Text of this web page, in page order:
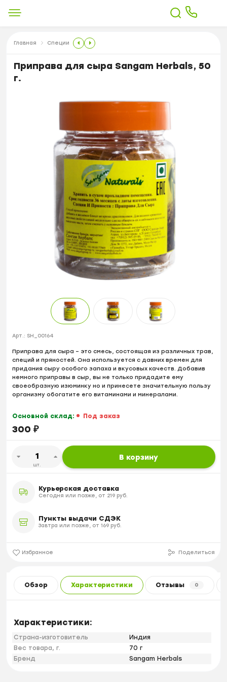
Главная Специи
Приправа для сыра Sangam Herbals, 50
г.
Арт.: SH_00164
Приправа для сыра – это смесь, состоящая из различных трав,
специй и пряностей. Она используется с давних времен для
придания сыру особого запаха и вкусовых качеств. Добавив
немного приправы в сыр, вы не только придадите ему
своеобразную изюминку но и принесете значительную пользу
организму обогатите его витаминами и минералами.
Основной склад: Под заказ
300 ₽
шт.
В корзину
Курьерская доставка
Сегодня или позже, от 219 руб.
Пункты выдачи СДЭК
Завтра или позже, от 169 руб.
Избранное Поделиться
Обзор Характеристики Отзывы 0
Характеристики:
Страна-изготовитель
Индия
Вес товара, г.
70 г
Бренд
Sangam Herbals